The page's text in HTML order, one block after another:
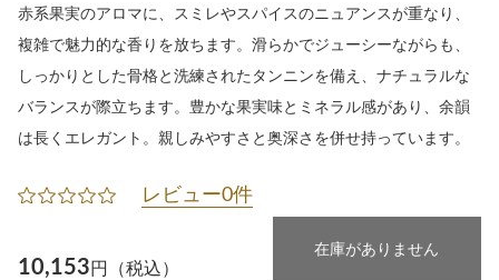
赤系果実のアロマに、スミレやスパイスのニュアンスが重なり、
複雑で魅力的な香りを放ちます。滑らかでジューシーながらも、
しっかりとした骨格と洗練されたタンニンを備え、ナチュラルな
バランスが際立ちます。豊かな果実味とミネラル感があり、余韻
は長くエレガント。親しみやすさと奥深さを併せ持っています。
レビュー0件
10,153円（税込）
在庫がありません